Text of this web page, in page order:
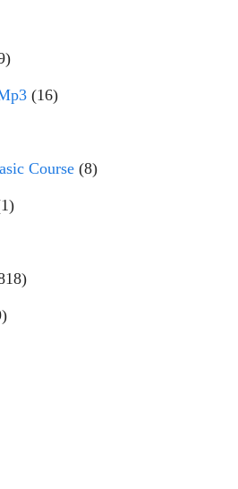
(16)
Course (8)